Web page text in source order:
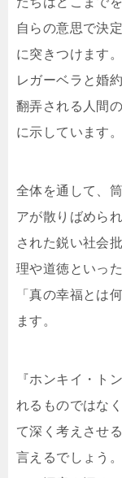
自らの意思で決
に突きつけます
レガーベラと婚
翻弄される人間
に示しています。
全体を通して、
アが散りばめら
された鋭い社会
理や道徳といっ
「真の幸福とは
ます。
『ホンキイ・ト
れるものではな
て深く考えさせ
言えるでしょう